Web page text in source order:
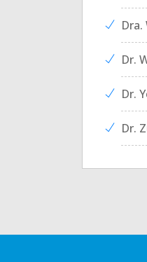
Dr.
Dr.
Dr.